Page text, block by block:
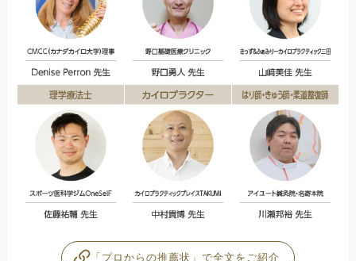
「プロからの推薦状」で全文をご紹介